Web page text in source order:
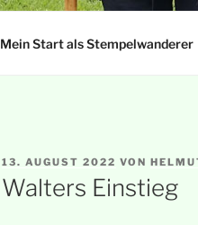
Mein Start als Stempelwanderer
VERÖFFENTLICHT
AM
13. AUGUST 2022 VON
Walters Einstieg